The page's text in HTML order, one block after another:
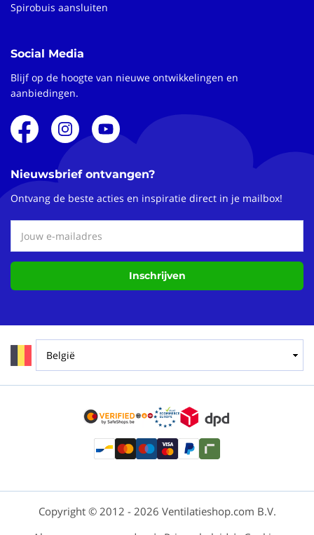
Spirobuis aansluiten
Social Media
Blijf op de hoogte van nieuwe ontwikkelingen en
aanbiedingen.
Nieuwsbrief ontvangen?
Ontvang de beste acties en inspiratie direct in je mailbox!
Inschrijven
Copyright © 2012 - 2026 Ventilatieshop.com B.V.